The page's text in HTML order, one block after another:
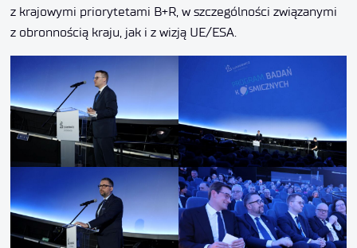
z krajowymi priorytetami B+R, w szczególności związanymi
z obronnością kraju, jak i z wizją UE/ESA.